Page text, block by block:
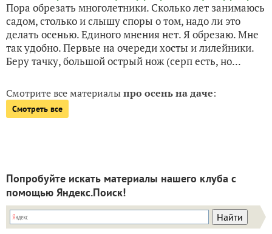
Пора обрезать многолетники. Сколько лет занимаюсь
садом, столько и слышу споры о том, надо ли это
делать осенью. Единого мнения нет. Я обрезаю. Мне
так удобно. Первые на очереди хосты и лилейники.
Беру тачку, большой острый нож (серп есть, но...
Смотрите все материалыпро осень на даче:
Смотреть все
Попробуйте искать материалы нашего клуба с
помощью Яндекс.Поиск!